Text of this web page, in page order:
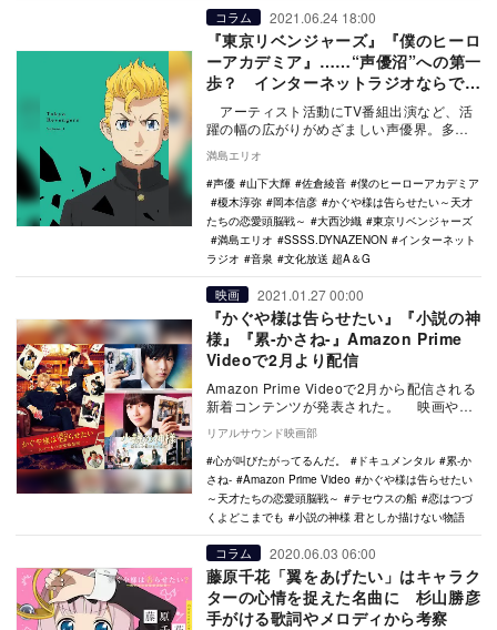
コラム 2021.06.24 18:00
『東京リベンジャーズ』『僕のヒーロ
ーアカデミア』……“声優沼”への第一
歩？ インターネットラジオならでは
の面白さ
アーティスト活動にTV番組出演など、活
躍の幅の広がりがめざましい声優界。多岐
てい…
満島エリオ
声優
山下大輝 佐倉綾音
僕のヒーローアカデミア
榎木淳弥
岡本信彦
かぐや様は告らせたい～天才
たちの恋愛頭脳戦～
大西沙織
東京リベンジャーズ
満島エリオ
SSSS.DYNAZENON
インターネット
ラジオ
音泉 文化放送 超A＆G
映画 2021.01.27 00:00
『かぐや様は告らせたい』『小説の神
様』『累-かさね-』Amazon Prime
Videoで2月より配信
Amazon Prime Videoで2月から配信される
新着コンテンツが発表された。 映画やテ
レビ番組が見放題のAmazon…
リアルサウンド映画部
心が叫びたがってるんだ。
ドキュメンタル
累-か
さね-
Amazon Prime Video
かぐや様は告らせたい
～天才たちの恋愛頭脳戦～
テセウスの船
恋はつづ
くよどこまでも
小説の神様 君としか描けない物語
コラム 2020.06.03 06:00
藤原千花「翼をあげたい」はキャラク
ターの心情を捉えた名曲に 杉山勝彦
手がける歌詞やメロディから考察